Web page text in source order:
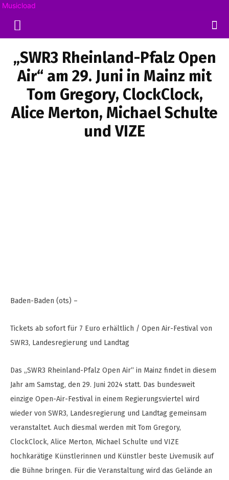
Musicload
„SWR3 Rheinland-Pfalz Open
Air“ am 29. Juni in Mainz mit
Tom Gregory, ClockClock,
Alice Merton, Michael Schulte
und VIZE
Baden-Baden (ots) –
Tickets ab sofort für 7 Euro erhältlich / Open Air-Festival von
SWR3, Landesregierung und Landtag
Das „SWR3 Rheinland-Pfalz Open Air“ in Mainz findet in diesem
Jahr am Samstag, den 29. Juni 2024 statt. Das bundesweit
einzige Open-Air-Festival in einem Regierungsviertel wird
wieder von SWR3, Landesregierung und Landtag gemeinsam
veranstaltet. Auch diesmal werden mit Tom Gregory,
ClockClock, Alice Merton, Michael Schulte und VIZE
hochkarätige Künstlerinnen und Künstler beste Livemusik auf
die Bühne bringen. Für die Veranstaltung wird das Gelände an